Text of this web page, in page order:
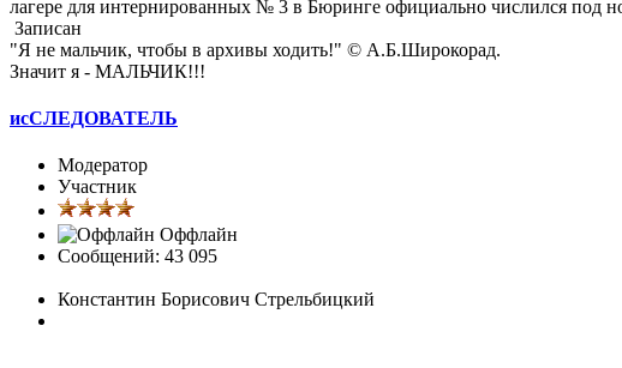
лагере для интернированных № 3 в Бюринге официально числился под
Записан
"Я не мальчик, чтобы в архивы ходить!" © А.Б.Широкорад.
Значит я - МАЛЬЧИК!!!
исСЛЕДОВАТЕЛЬ
Модератор
Участник
Оффлайн
Сообщений: 43 095
Константин Борисович Стрельбицкий